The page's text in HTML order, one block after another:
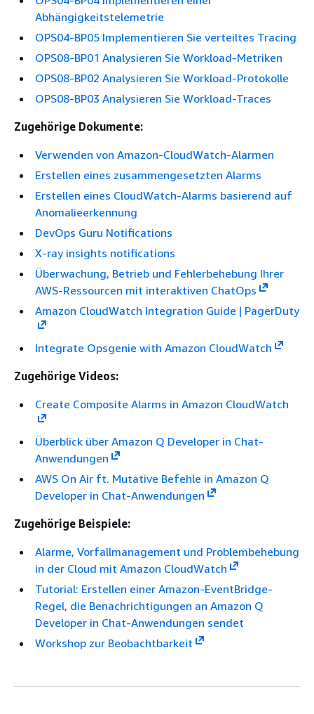
Abhängigkeitstelemetrie
OPS04-BP05 Implementieren Sie verteiltes Tracing
OPS08-BP01 Analysieren Sie Workload-Metriken
OPS08-BP02 Analysieren Sie Workload-Protokolle
OPS08-BP03 Analysieren Sie Workload-Traces
Zugehörige Dokumente:
Verwenden von Amazon-CloudWatch-Alarmen
Erstellen eines zusammengesetzten Alarms
Erstellen eines CloudWatch-Alarms basierend auf
Anomalieerkennung
DevOps Guru Notifications
X-ray insights notifications
Überwachung, Betrieb und Fehlerbehebung Ihrer
AWS-Ressourcen mit interaktiven ChatOps
Amazon CloudWatch Integration Guide | PagerDuty
Integrate Opsgenie with Amazon CloudWatch
Zugehörige Videos:
Create Composite Alarms in Amazon CloudWatch
Überblick über Amazon Q Developer in Chat-
Anwendungen
AWS On Air ft. Mutative Befehle in Amazon Q
Developer in Chat-Anwendungen
Zugehörige Beispiele:
Alarme, Vorfallmanagement und Problembehebung
in der Cloud mit Amazon CloudWatch
Tutorial: Erstellen einer Amazon-EventBridge-
Regel, die Benachrichtigungen an Amazon Q
Developer in Chat-Anwendungen sendet
Workshop zur Beobachtbarkeit